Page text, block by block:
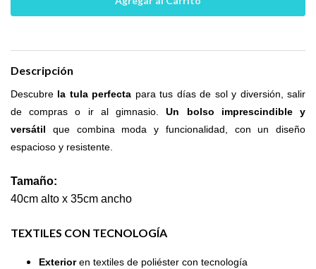
Descripción
Descubre la tula perfecta para tus días de sol y diversión, salir
de compras o ir al gimnasio.Un bolso imprescindible y
versátil que combina moda y funcionalidad, con un diseño
espacioso y resistente.
Tamaño:
40cm alto x 35cm ancho
TEXTILES CON TECNOLOGÍA
Exterioren textiles de poliéster con tecnología